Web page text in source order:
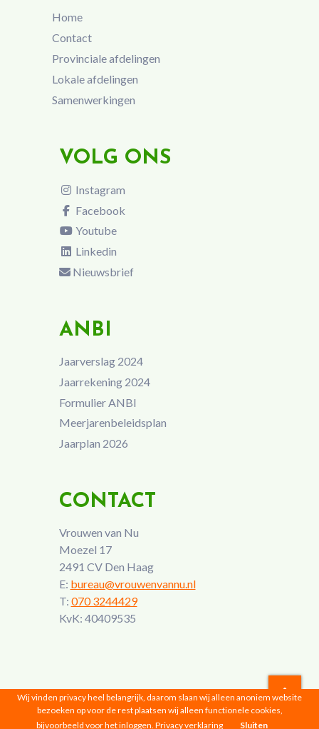
Home
Contact
Provinciale afdelingen
Lokale afdelingen
Samenwerkingen
VOLG ONS
Instagram
Facebook
Youtube
Linkedin
Nieuwsbrief
ANBI
Jaarverslag 2024
Jaarrekening 2024
Formulier ANBI
Meerjarenbeleidsplan
Jaarplan 2026
CONTACT
Vrouwen van Nu
Moezel 17
2491 CV Den Haag
E: bureau@vrouwenvannu.nl
T: 070 3244429
KvK: 40409535
Vrouwen van Nu © 2026 |Privacyverklaring
Wij vinden privacy heel belangrijk, daarom slaan wij alleen anoniem website
bezoeken op voor de rest plaatsen wij alleen functionele cookies,
bijvoorbeeld voor het inloggen. Privacy verklaring Sluiten